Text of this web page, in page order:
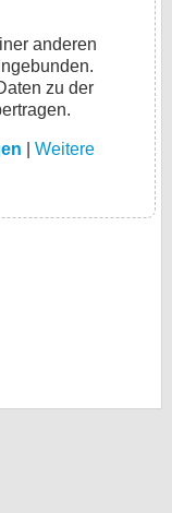
anderen
zu der
Weitere